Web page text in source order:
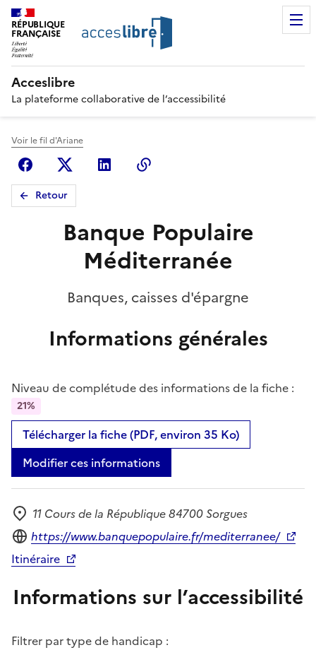
RÉPUBLIQUE
FRANÇAISE
Acceslibre
La plateforme collaborative de l’accessibilité
Voir le fil d'Ariane
FacebookX (anciennement Twitter)
Linkedin
Retour
Banque Populaire
Méditerranée
Banques, caisses d'épargne
Informations générales
Niveau de complétude des informations de la fiche :
21%
Télécharger la fiche (PDF, environ 35 Ko)
Modifier ces informations
Adresse
11 Cours de la République 84700 Sorgues
Site internet
https://www.banquepopulaire.fr/mediterranee/
Itinéraire
Informations sur l’accessibilité
Filtrer par type de handicap :